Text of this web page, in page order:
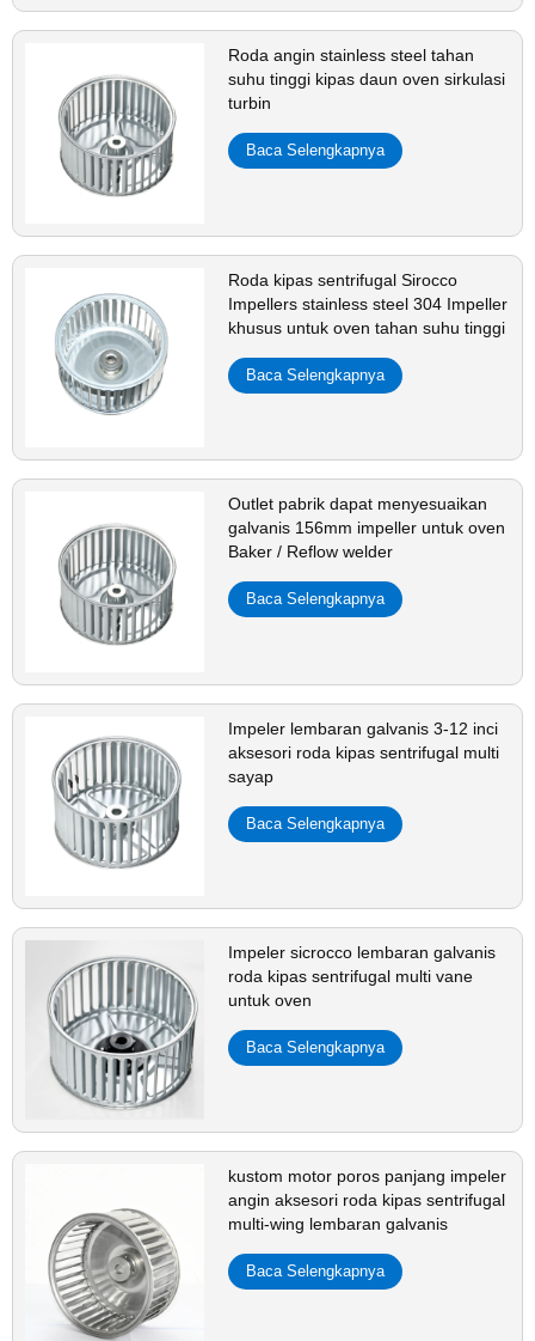
Roda angin stainless steel tahan
suhu tinggi kipas daun oven sirkulasi
turbin
Baca Selengkapnya
Roda kipas sentrifugal Sirocco
Impellers stainless steel 304 Impeller
khusus untuk oven tahan suhu tinggi
Baca Selengkapnya
Outlet pabrik dapat menyesuaikan
galvanis 156mm impeller untuk oven
Baker / Reflow welder
Baca Selengkapnya
Impeler lembaran galvanis 3-12 inci
aksesori roda kipas sentrifugal multi
sayap
Baca Selengkapnya
Impeler sicrocco lembaran galvanis
roda kipas sentrifugal multi vane
untuk oven
Baca Selengkapnya
kustom motor poros panjang impeler
angin aksesori roda kipas sentrifugal
multi-wing lembaran galvanis
Baca Selengkapnya